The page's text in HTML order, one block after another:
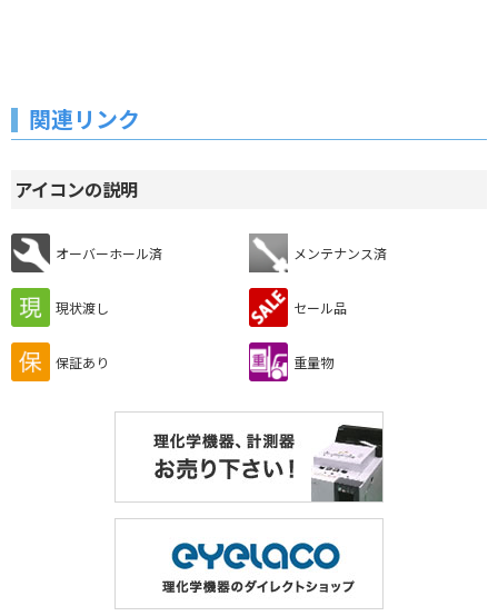
関連リンク
アイコンの説明
オーバーホール済 メンテナンス済
現状渡し セール品
保証あり 重量物